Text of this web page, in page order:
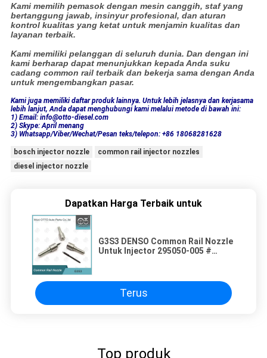
Kami memilih pemasok dengan mesin canggih, staf yang
bertanggung jawab, insinyur profesional, dan aturan
kontrol kualitas yang ketat untuk menjamin kualitas dan
layanan terbaik.
Kami memiliki pelanggan di seluruh dunia. Dan dengan ini
kami berharap dapat menunjukkan kepada Anda suku
cadang common rail terbaik dan bekerja sama dengan Anda
untuk mengembangkan pasar.
Kami juga memiliki daftar produk lainnya. Untuk lebih jelasnya dan kerjasama
lebih lanjut, Anda dapat menghubungi kami melalui metode di bawah ini:
1) Email: info@otto-diesel.com
2) Skype: April menang
3) Whatsapp/Viber/Wechat/Pesan teks/telepon: +86 18068281628
bosch injector nozzle
common rail injector nozzles
diesel injector nozzle
Dapatkan Harga Terbaik untuk
G3S3 DENSO Common Rail Nozzle
Untuk Injector 295050-005 #
Terus
Top produk